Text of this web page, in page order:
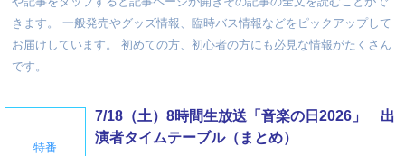
きます。 一般発売やグッズ情報、臨時バス情報などをピックアップして
お届けしています。 初めての方、初心者の方にも必見な情報がたくさん
です。
特番
7/18（土）8時間生放送「音楽の日2026」 出
演者タイムテーブル（まとめ）